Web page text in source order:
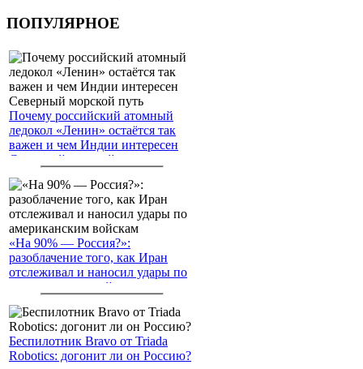
ПОПУЛЯРНОЕ
Почему российский атомный
ледокол «Ленин» остаётся так
важен и чем Индии интересен
Северный морской путь
«На 90% — Россия?»:
разоблачение того, как Иран
отслеживал и наносил удары по
американским войскам
Беспилотник Bravo от Triada
Robotics: догонит ли он Россию?